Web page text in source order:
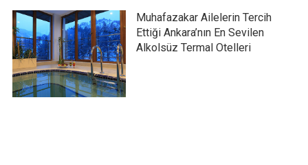
Muhafazakar Ailelerin Tercih
Ettiği Ankara’nın En Sevilen
Alkolsüz Termal Otelleri